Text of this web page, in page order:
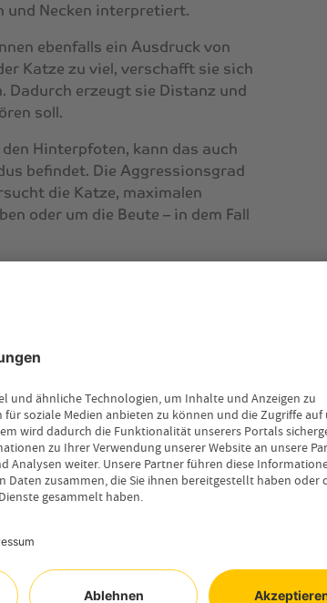
und Necken interpretiert.
ebenfalls ein Ausdruck von
Katze zu viel, verschafft sie sich
Dadurch erzeugt sie Distanz und
soll.
Hinterpfoten, kann das auch
befindet. Die Aggressionsgrad
die Katze, maximalen
oder um die Beute – in dem Fall
und fließend von
Kampfverhalten übergehen. Um
zu können, in welcher Stimmung
zu deuten und auf die Signale,